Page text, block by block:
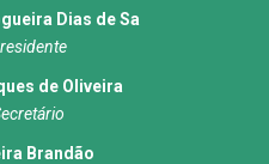
Dias de Sa
de Oliveira
Brandão